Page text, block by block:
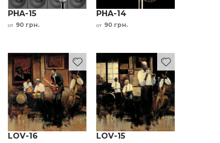
PHA-15
от 90 грн.
PHA-14
от 90 грн.
LOV-16 LOV-15